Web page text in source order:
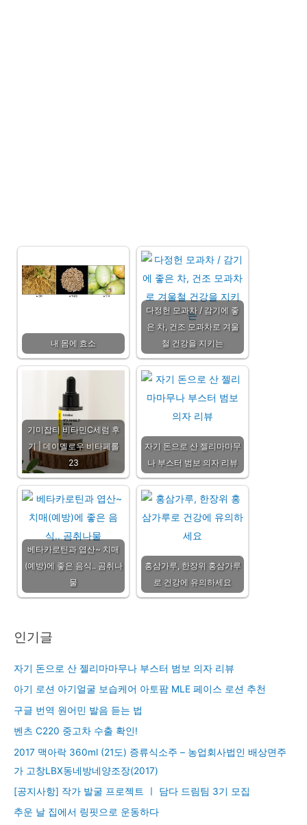
내 몸에 효소
다정헌 모과차 / 감기에 좋
은 차, 건조 모과차로 겨울
철 건강을 지키는
기미잡티 비타민C세럼 후
기 | 데이멜로우 비타페롤
23
자기 돈으로 산 젤리마마무
나 부스터 범보 의자 리뷰
베타카로틴과 엽산~ 치매
(예방)에 좋은 음식.. 곰취나
물
홍삼가루, 한장위 홍삼가루
로 건강에 유의하세요
인기글
자기 돈으로 산 젤리마마무나 부스터 범보 의자 리뷰
아기 로션 아기얼굴 보습케어 아토팜 MLE 페이스 로션 추천
구글 번역 원어민 발음 듣는 법
벤츠 C220 중고차 수출 확인!
2017 맥아락 360ml (21도) 증류식소주 – 농업회사법인 배상면주
가 고창LBX동네방네양조장(2017)
[공지사항] 작가 발굴 프로젝트 ㅣ 담다 드림팀 3기 모집
추운 날 집에서 링핏으로 운동하다